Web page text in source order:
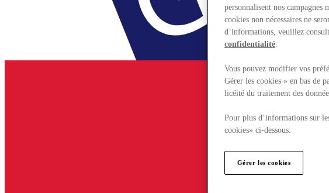
personnalisent nos campagnes
cookies non nécessaires ne
d’informations, veuillez
confidentialité.
Vous pouvez modifier vos
Gérer les cookies » en bas de
licéité du traitement des
Pour plus d’informations sur
cookies» ci-dessous.
Gérer les cookies